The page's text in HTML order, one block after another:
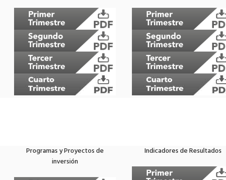
Programas y Proyectos de
inversión
Indicadores de Resultados